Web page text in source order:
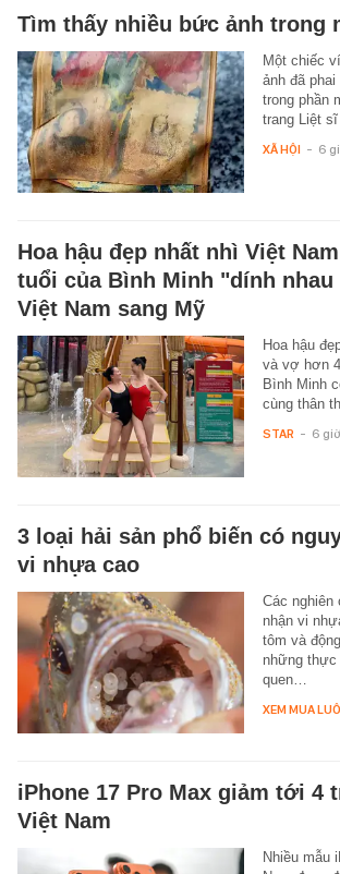
Tìm thấy nhiều bức ảnh trong
Một chiếc
ảnh đã
trong phần
trang Liệt
XÃ HỘI - 6
Hoa hậu đẹp nhất nhì Việt
tuổi của Bình Minh "dính
Việt Nam sang Mỹ
Hoa hậu
và vợ hơn
Bình Minh
cùng thân
STAR - 6
3 loại hải sản phổ biến có
vi nhựa cao
Các nghiên
nhận vi
tôm và
những thực
quen…
XEM MUA
iPhone 17 Pro Max giảm tới 4
Việt Nam
Nhiều mẫu